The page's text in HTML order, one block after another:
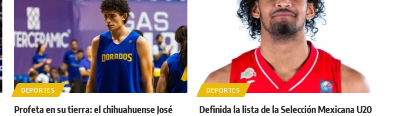
DEPORTES
Profeta en su tierra: el chihuahuense José
DEPORTES
Definida la lista de la Selección Mexicana U20